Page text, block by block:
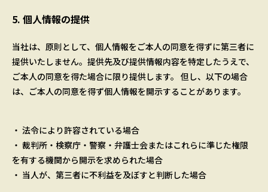
5. 個人情報の提供
当社は、原則として、個人情報をご本人の同意を得ずに第三者に
提供いたしません。提供先及び提供情報内容を特定したうえで、
ご本人の同意を得た場合に限り提供します。 但し、以下の場合
は、ご本人の同意を得ず個人情報を開示することがあります。
・ 法令により許容されている場合
・ 裁判所・検察庁・警察・弁護士会またはこれらに準じた権限
を有する機関から開示を求められた場合
・ 当人が、第三者に不利益を及ぼすと判断した場合